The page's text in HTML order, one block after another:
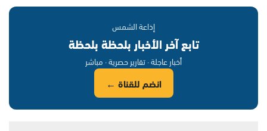
إذاعة الشمس
تابع آخر الأخبار بلحظة بلحظة
أخبار عاجلة · تقارير حصرية · مباشر
انضم للقناة ←